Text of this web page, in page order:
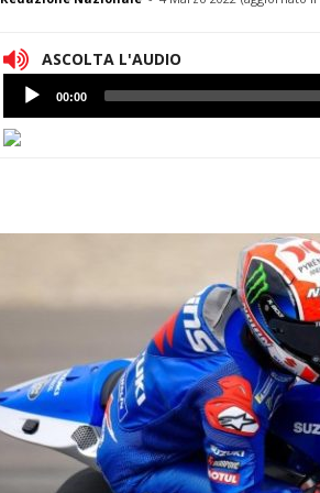
ASCOLTA L'AUDIO
Lettore
Audio
00:00